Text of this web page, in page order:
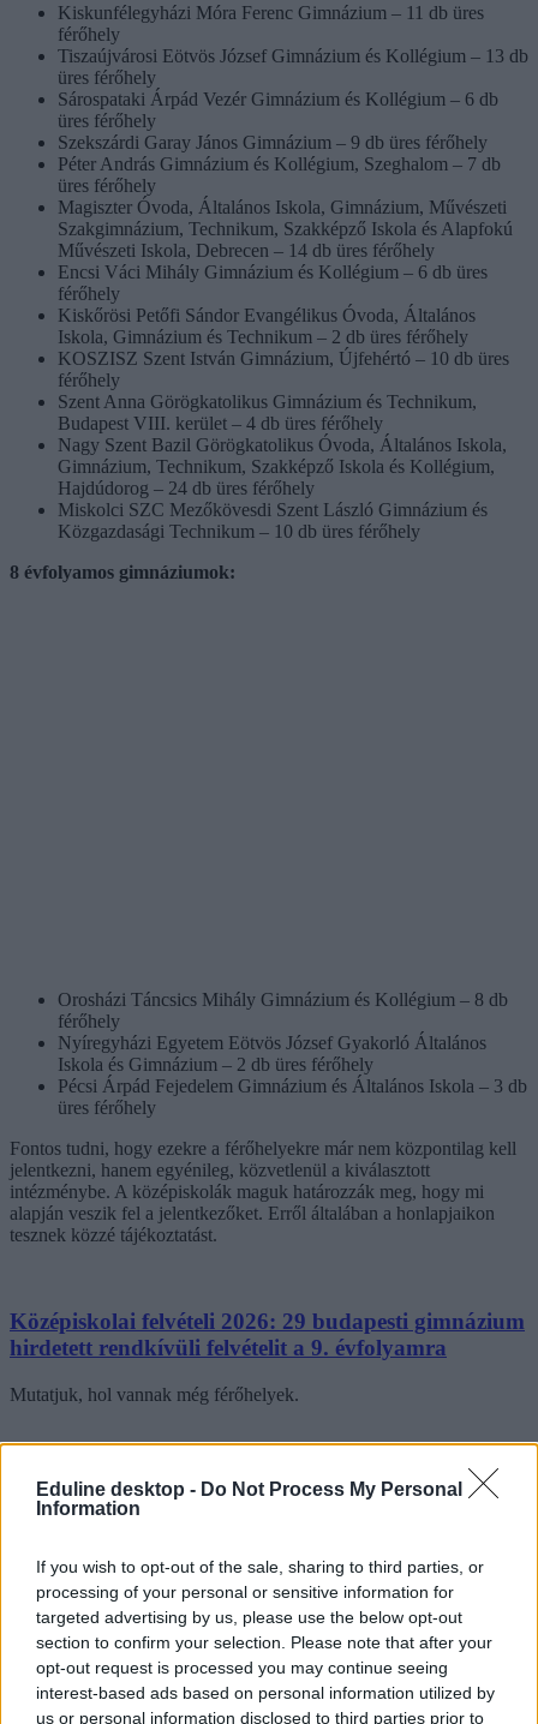
Eduline desktop - Do Not Process My Personal
Information
If you wish to opt-out of the sale, sharing to third parties, or
processing of your personal or sensitive information for
targeted advertising by us, please use the below opt-out
section to confirm your selection. Please note that after your
opt-out request is processed you may continue seeing
interest-based ads based on personal information utilized by
us or personal information disclosed to third parties prior to
Kiskunfélegyházi Móra Ferenc Gimnázium – 11 db üres
férőhely
Tiszaújvárosi Eötvös József Gimnázium és Kollégium – 13 db
üres férőhely
Sárospataki Árpád Vezér Gimnázium és Kollégium – 6 db
üres férőhely
Szekszárdi Garay János Gimnázium – 9 db üres férőhely
Péter András Gimnázium és Kollégium, Szeghalom – 7 db
üres férőhely
Magiszter Óvoda, Általános Iskola, Gimnázium, Művészeti
Szakgimnázium, Technikum, Szakképző Iskola és Alapfokú
Művészeti Iskola, Debrecen – 14 db üres férőhely
Encsi Váci Mihály Gimnázium és Kollégium – 6 db üres
férőhely
Kiskőrösi Petőfi Sándor Evangélikus Óvoda, Általános
Iskola, Gimnázium és Technikum – 2 db üres férőhely
KOSZISZ Szent István Gimnázium, Újfehértó – 10 db üres
férőhely
Szent Anna Görögkatolikus Gimnázium és Technikum,
Budapest VIII. kerület – 4 db üres férőhely
Nagy Szent Bazil Görögkatolikus Óvoda, Általános Iskola,
Gimnázium, Technikum, Szakképző Iskola és Kollégium,
Hajdúdorog – 24 db üres férőhely
Miskolci SZC Mezőkövesdi Szent László Gimnázium és
Közgazdasági Technikum – 10 db üres férőhely
8 évfolyamos gimnáziumok:
Orosházi Táncsics Mihály Gimnázium és Kollégium – 8 db
férőhely
Nyíregyházi Egyetem Eötvös József Gyakorló Általános
Iskola és Gimnázium – 2 db üres férőhely
Pécsi Árpád Fejedelem Gimnázium és Általános Iskola – 3 db
üres férőhely
Fontos tudni, hogy ezekre a férőhelyekre már nem központilag kell
jelentkezni, hanem egyénileg, közvetlenül a kiválasztott
intézménybe. A középiskolák maguk határozzák meg, hogy mi
alapján veszik fel a jelentkezőket. Erről általában a honlapjaikon
tesznek közzé tájékoztatást.
Középiskolai felvételi 2026: 29 budapesti gimnázium
hirdetett rendkívüli felvételit a 9. évfolyamra
Mutatjuk, hol vannak még férőhelyek.